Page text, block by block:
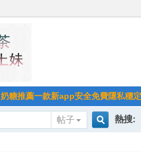
奶糖推薦一款新app安全免費隱私穩
帖子
熱搜: